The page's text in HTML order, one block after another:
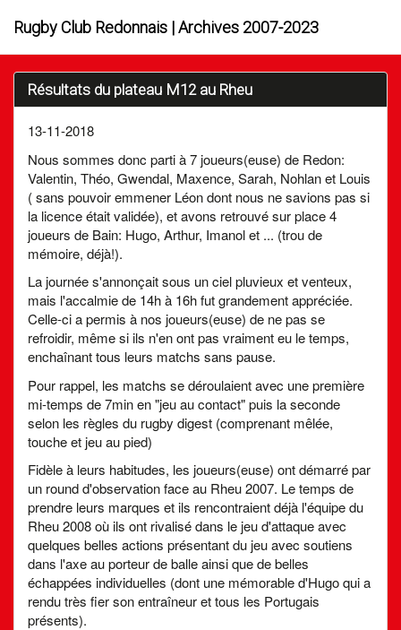
Rugby Club Redonnais | Archives 2007-2023
Résultats du plateau M12 au Rheu
13-11-2018
Nous sommes donc parti à 7 joueurs(euse) de Redon:
Valentin, Théo, Gwendal, Maxence, Sarah, Nohlan et Louis
( sans pouvoir emmener Léon dont nous ne savions pas si
la licence était validée), et avons retrouvé sur place 4
joueurs de Bain: Hugo, Arthur, Imanol et ... (trou de
mémoire, déjà!).
La journée s'annonçait sous un ciel pluvieux et venteux,
mais l'accalmie de 14h à 16h fut grandement appréciée.
Celle-ci a permis à nos joueurs(euse) de ne pas se
refroidir, même si ils n'en ont pas vraiment eu le temps,
enchaînant tous leurs matchs sans pause.
Pour rappel, les matchs se déroulaient avec une première
mi-temps de 7min en "jeu au contact" puis la seconde
selon les règles du rugby digest (comprenant mêlée,
touche et jeu au pied)
Fidèle à leurs habitudes, les joueurs(euse) ont démarré par
un round d'observation face au Rheu 2007. Le temps de
prendre leurs marques et ils rencontraient déjà l'équipe du
Rheu 2008 où ils ont rivalisé dans le jeu d'attaque avec
quelques belles actions présentant du jeu avec soutiens
dans l'axe au porteur de balle ainsi que de belles
échappées individuelles (dont une mémorable d'Hugo qui a
rendu très fier son entraîneur et tous les Portugais
présents).